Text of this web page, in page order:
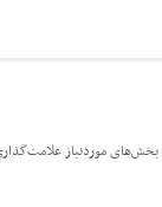
بخش‌های موردنیاز